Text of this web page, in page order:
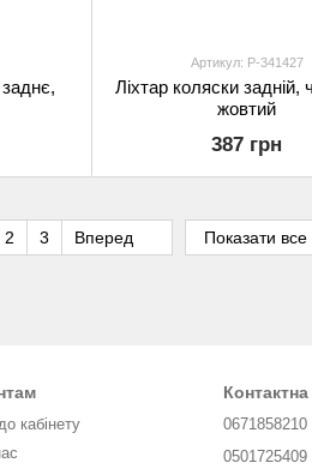
Артикул: P-341427
Ліхтар коляски задній,
жовтий
387 грн
2 3 Вперед Показати все
кабінету
0671858210
0501725409